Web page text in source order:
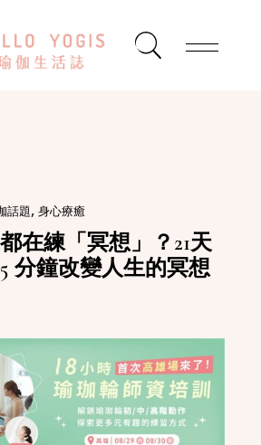
話題,身心療癒
在練「冥想」？21天
分鐘改變人生的冥想